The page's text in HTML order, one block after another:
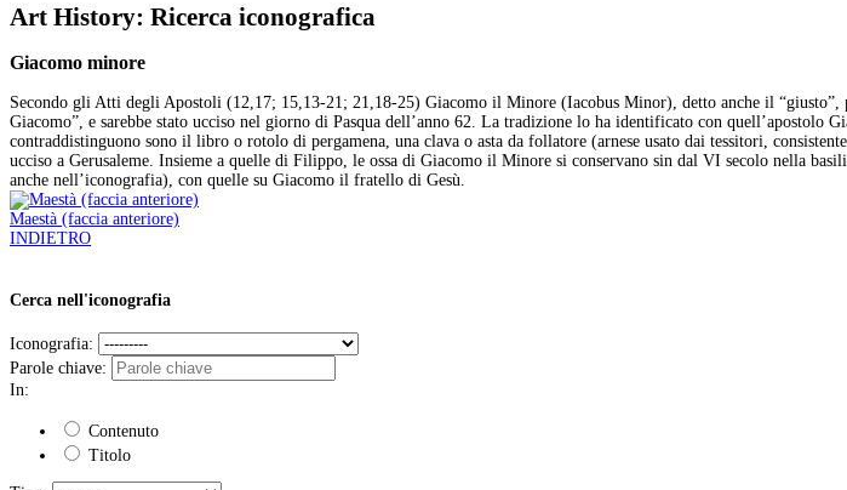
Art History: Ricerca iconografica
Giacomo minore
Secondo gli Atti degli Apostoli (12,17; 15,13-21; 21,18-25) Giacomo il Minore (Iacobus Minor), detto anche il
Giacomo”, e sarebbe stato ucciso nel giorno di Pasqua dell’anno 62. La tradizione lo ha identificato con
contraddistinguono sono il libro o rotolo di pergamena, una clava o asta da follatore (arnese usato dai tessitori,
ucciso a Gerusaleme. Insieme a quelle di Filippo, le ossa di Giacomo il Minore si conservano sin dal VI secolo nella
anche nell’iconografia), con quelle su Giacomo il fratello di Gesù.
Maestà (faccia anteriore)
INDIETRO
Cerca nell'iconografia
Iconografia:
Parole chiave:
In:
Contenuto
Titolo